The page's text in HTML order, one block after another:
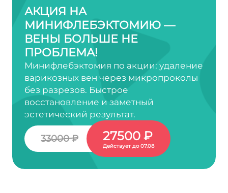
АКЦИЯ НА
МИНИФЛЕБЭКТОМИЮ —
ВЕНЫ БОЛЬШЕ НЕ
ПРОБЛЕМА!
Минифлебэктомия по акции: удаление
варикозных вен через микропроколы
без разрезов. Быстрое
восстановление и заметный
эстетический результат.
33000 ₽ 27500 ₽
Действует до 07.08